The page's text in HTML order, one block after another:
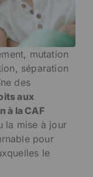
mutation
séparation
des
aux
à la CAF
la mise à jour
pour
le